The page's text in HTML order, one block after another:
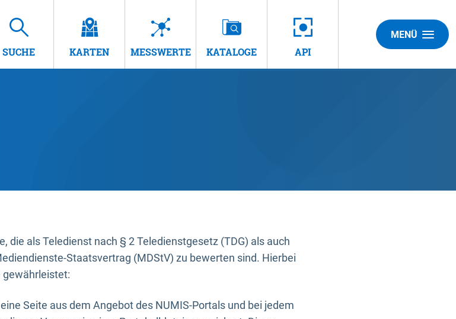
SUCHE KARTEN MESSWERTE KATALOGE API
MENÜ
die als Teledienst nach § 2 Teledienstgesetz (TDG) als auch
Staatsvertrag (MDStV) zu bewerten sind. Hierbei
Seite aus dem Angebot des NUMIS-Portals und bei jedem